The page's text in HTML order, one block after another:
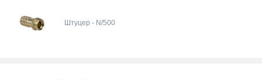
Штуцер - N/500